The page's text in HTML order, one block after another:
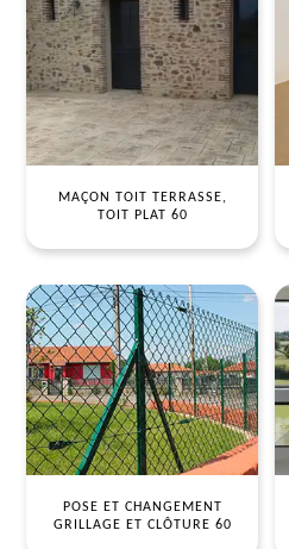
MAÇON TOIT TERRASSE,
TOIT PLAT 60
POSE ET CHANGEMENT
GRILLAGE ET CLÔTURE 60